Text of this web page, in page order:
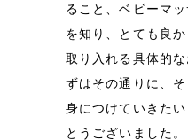
ること、ベビーマ
を知り、とても良か
取り入れる具体的
ずはその通りに、
身につけていきた
とうございました。